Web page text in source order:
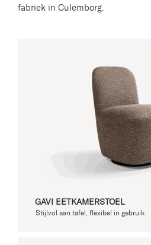
fabriek in Culemborg.
GAVI EETKAMERSTOEL
Stijlvol aan tafel, flexibel in gebruik